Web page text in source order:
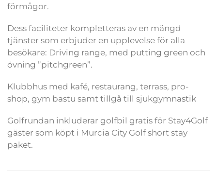
förmågor.
Dess faciliteter kompletteras av en mängd
tjänster som erbjuder en upplevelse för alla
besökare: Driving range, med putting green och
övning ”pitchgreen”.
Klubbhus med kafé, restaurang, terrass, pro-
shop, gym bastu samt tillgå till sjukgymnastik
Golfrundan inkluderar golfbil gratis för Stay4Golf
gäster som köpt i Murcia City Golf short stay
paket.